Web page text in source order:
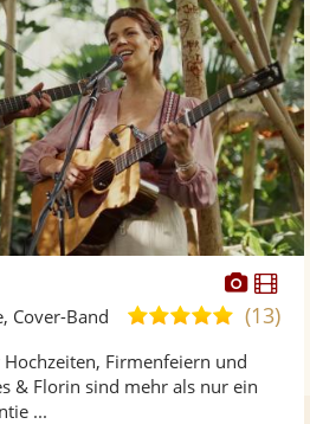
5,0
5
(13)
Cover-Band
Firmenfeiern und
& Florin sind mehr als nur ein
...